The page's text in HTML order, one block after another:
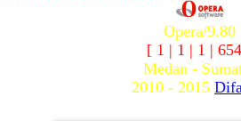
Opera/9.80
[ 1 | 1 | 1 |
Medan -
2010 - 2015